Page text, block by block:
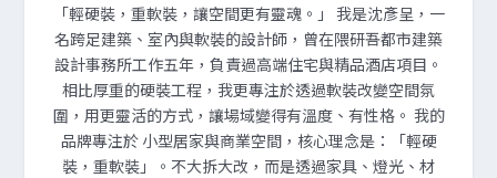
「輕硬裝，重軟裝，讓空間更有靈魂。」 我是沈彥呈，一
名跨足建築、室內與軟裝的設計師，曾在隈研吾都市建築
設計事務所工作五年，負責過高端住宅與精品酒店項目。
相比厚重的硬裝工程，我更專注於透過軟裝改變空間氛
圍，用更靈活的方式，讓場域變得有溫度、有性格。 我的
品牌專注於 小型居家與商業空間，核心理念是：「輕硬
裝，重軟裝」。不大拆大改，而是透過家具、燈光、材